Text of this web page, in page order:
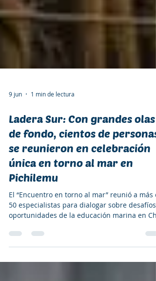
9 jun 1 min de lectura
Ladera Sur: Con grandes olas
de fondo, cientos de personas
se reunieron en celebración
única en torno al mar en
Pichilemu
50 especialistas para dialogar sobre desafíos
oportunidades de la educación marina en
Participaron actores públicos y privados.